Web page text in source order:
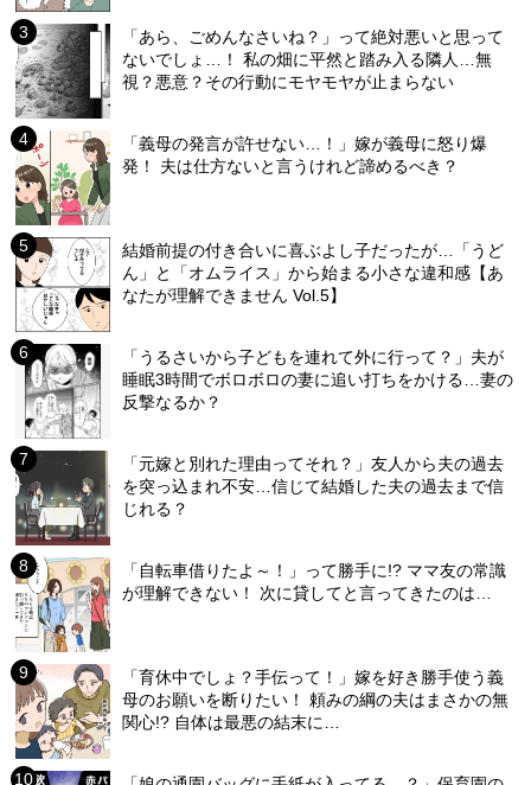
「あら、ごめんなさいね？」って絶対悪いと思って
ないでしょ…！ 私の畑に平然と踏み入る隣人…無
視？悪意？その行動にモヤモヤが止まらない
「義母の発言が許せない…！」嫁が義母に怒り爆
発！ 夫は仕方ないと言うけれど諦めるべき？
結婚前提の付き合いに喜ぶよし子だったが…「うど
ん」と「オムライス」から始まる小さな違和感【あ
なたが理解できません Vol.5】
「うるさいから子どもを連れて外に行って？」夫が
睡眠3時間でボロボロの妻に追い打ちをかける…妻の
反撃なるか？
「元嫁と別れた理由ってそれ？」友人から夫の過去
を突っ込まれ不安…信じて結婚した夫の過去まで信
じれる？
「自転車借りたよ～！」って勝手に!? ママ友の常識
が理解できない！ 次に貸してと言ってきたのは…
「育休中でしょ？手伝って！」嫁を好き勝手使う義
母のお願いを断りたい！ 頼みの綱の夫はまさかの無
関心!? 自体は最悪の結末に…